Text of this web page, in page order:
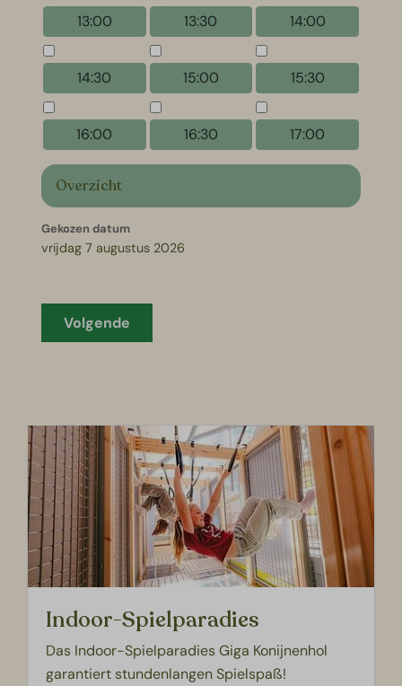
13:00 13:30 14:00
14:30 15:00 15:30
16:00 16:30 17:00
Volgende
Overzicht
Gekozen datum
vrijdag 7 augustus 2026
Indoor-Spielparadies
Das Indoor-Spielparadies Giga Konijnenhol
garantiert stundenlangen Spielspaß!